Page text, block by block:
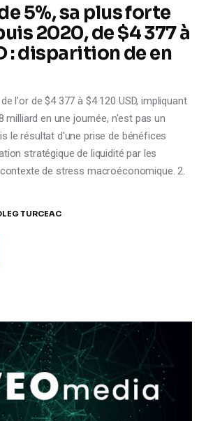
5%, sa plus forte
2020, de $4 377 à
: disparition de en
l'or de $4 377 à $4 120 USD, impliquant
milliard en une journée, n'est pas un
le résultat d'une prise de bénéfices
stratégique de liquidité par les
de stress macroéconomique. 2.
TURCEAC